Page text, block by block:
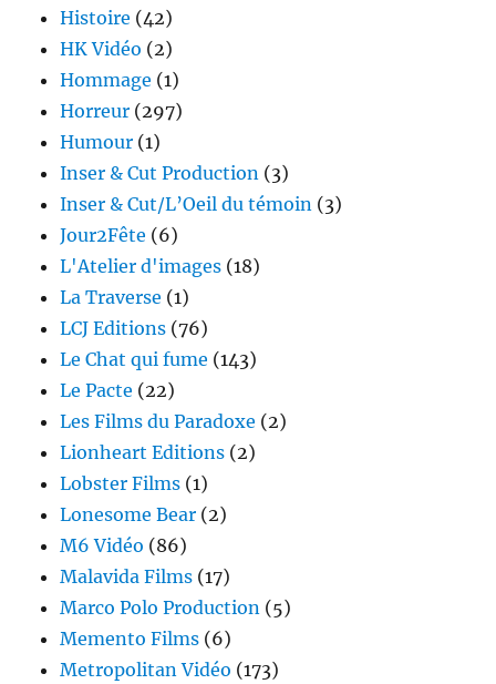
Histoire (42)
HK Vidéo (2)
Hommage (1)
Horreur (297)
Humour (1)
Inser & Cut Production (3)
Inser & Cut/L’Oeil du témoin (3)
Jour2Fête (6)
L'Atelier d'images (18)
La Traverse (1)
LCJ Editions (76)
Le Chat qui fume (143)
Le Pacte (22)
Les Films du Paradoxe (2)
Lionheart Editions (2)
Lobster Films (1)
Lonesome Bear (2)
M6 Vidéo (86)
Malavida Films (17)
Marco Polo Production (5)
Memento Films (6)
Metropolitan Vidéo (173)